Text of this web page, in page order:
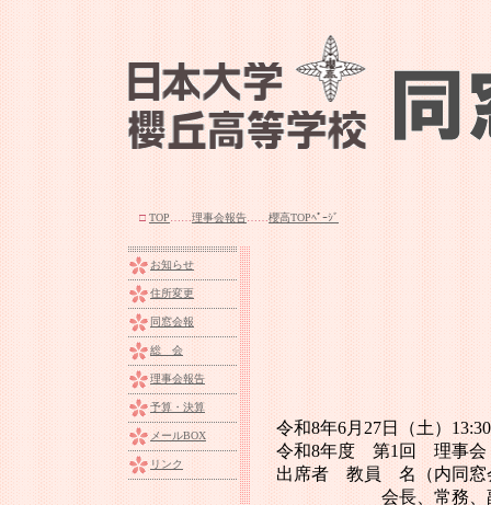
□TOP……理事会報告……櫻高TOPﾍﾟｰｼﾞ
お知らせ
住所変更
同窓会報
総 会
理事会報告
予算・決算
メールBOX
リンク
令和8年6月27日（土）
令和8年度 第1回 理事会
出席者 教員 名（内同
会長、常務、副